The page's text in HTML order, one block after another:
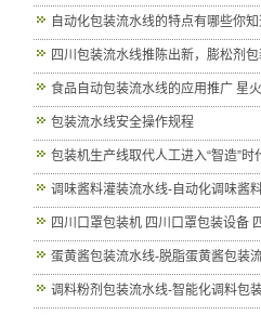
自动化包装流水线的特点有哪些你
四川包装流水线推陈出新，膨松剂
食品自动包装流水线的应用推广 星
包装流水线安全操作规程
包装机生产线取代人工进入“智造”时
调味酱料灌装流水线-自动化调味酱
四川口罩包装机 四川口罩包装设备
蛋黄酱包装流水线-脱脂蛋黄酱包装
调料粉剂包装流水线-智能化调料包